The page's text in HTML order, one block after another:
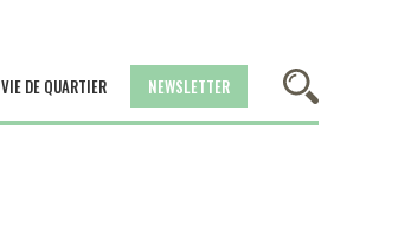
VIE DE QUARTIER NEWSLETTER